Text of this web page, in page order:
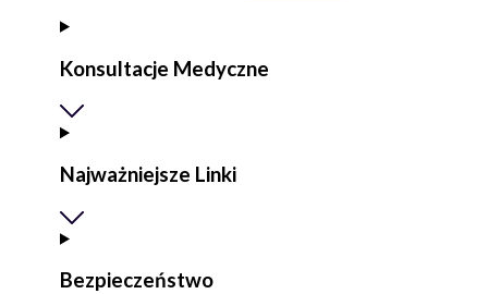
Konsultacje Medyczne
Najważniejsze Linki
Bezpieczeństwo